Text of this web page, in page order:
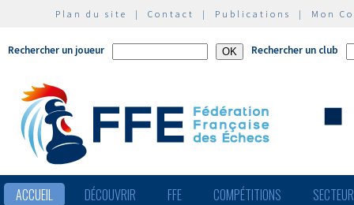
Plan du site | Contact | Publications | Mon
Rechercher un joueur Rechercher un club
ACCUEIL DÉCOUVRIR FFE COMPÉTITIONS